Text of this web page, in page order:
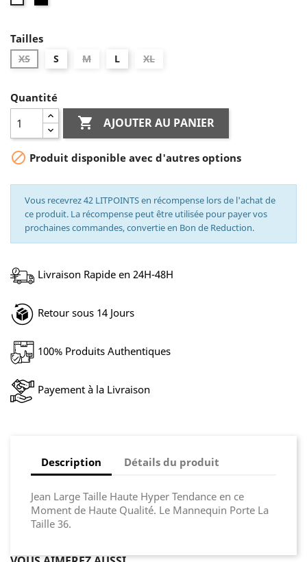
Tailles
XS S M L XL
Quantité
 AJOUTER AU PANIER
 Produit disponible avec d'autres options
Vous recevrez 42 LITPOINTS en récompense lors de l'achat de
ce produit. La récompense peut être utilisée pour payer vos
prochaines commandes, convertie en Bon de Reduction.
Livraison Rapide en 24H-48H
Retour sous 14 Jours
100% Produits Authentiques
Payement à la Livraison
Description Détails du produit
Jean Large Taille Haute Hyper Tendance en ce
Moment de Haute Qualité. Le Mannequin Porte La
Taille 36.